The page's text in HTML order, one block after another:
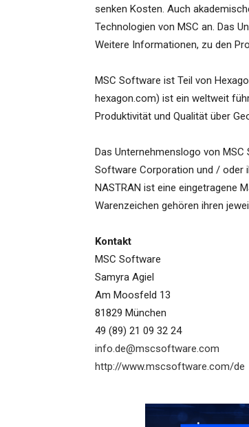
senken Kosten. Auch
Technologien von MSC an. Das
Weitere Informationen, zu den
MSC Software ist Teil von
hexagon.com) ist ein weltweit
Produktivität und Qualität über
Das Unternehmenslogo von
Software Corporation und / oder
NASTRAN ist eine eingetragene
Warenzeichen gehören ihren
Kontakt
MSC Software
Samyra Agiel
Am Moosfeld 13
81829 München
49 (89) 21 09 32 24
info.de@mscsoftware.com
http://www.mscsoftware.com/de